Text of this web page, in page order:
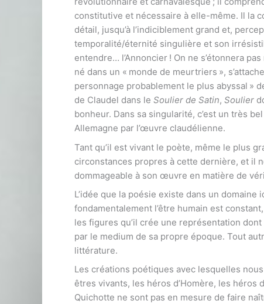
constitutive et nécessaire à elle-même. Il la
détail, jusqu’à l’indiciblement grand et,
temporalité/éternité singulière et son
entendre… l’Annoncier ! On ne s’étonnera
né dans un « monde de meurtriers »,
personnage probablement le plus abyssal »
de Claudel dans le Soulier de Satin, Soulier
bonheur. Dans sa singularité, c’est un très
Allemagne par l’œuvre claudélienne.
Tant qu’il est vivant le poète, même le plus
circonstances propres à cette dernière, et il
dommageable à son œuvre en matière de
L’idée que la poésie existe dans un
fondamentalement l’être humain est
les figures qu’il crée une représentation
par le medium de sa propre époque. Tout
littérature.
Les créations poétiques avec lesquelles
êtres vivants, les héros d’Homère, les
Quichotte ne sont pas en mesure de faire